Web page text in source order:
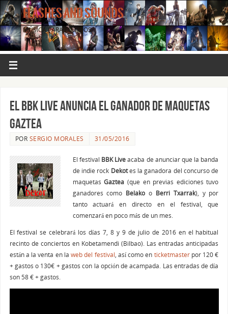
FLASHES AND SOUNDS
MÚSICA PARA LOS OJOS.
El BBK Live anuncia el ganador de maquetas
Gaztea
POR SERGIO MORALES 31/05/2016
El festival BBK Liveacaba de anunciar que la banda
de indie rock Dekotes la ganadora del concurso de
maquetasGaztea (que en previas ediciones tuvo
ganadores como Belako o Berri Txarrak), y por
tanto actuará en directo en el festival, que
comenzará en poco más de un mes.
El festival se celebrará los días 7, 8 y 9 de julio de 2016 en el habitual
recinto de conciertos en Kobetamendi (Bilbao). Las entradas anticipadas
están a la venta en laweb del festival, así como en ticketmasterpor 120 €
+ gastos o 130€ + gastos con la opción de acampada. Las entradas de día
son 58 € + gastos.